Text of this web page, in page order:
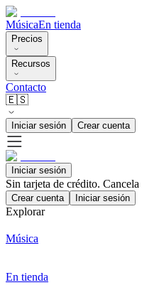
MúsicaEn tienda
Precios
Recursos
Contacto
🇪🇸
Iniciar sesión Crear cuenta
Iniciar sesión
Sin tarjeta de crédito.
Crear cuenta Iniciar sesión
Explorar
Música
En tienda